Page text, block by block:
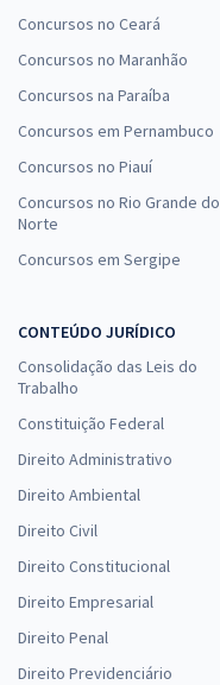
Concursos no Ceará
Concursos no Maranhão
Concursos na Paraíba
Concursos em Pernambuco
Concursos no Piauí
Concursos no Rio Grande do
Norte
Concursos em Sergipe
CONTEÚDO JURÍDICO
Consolidação das Leis do
Trabalho
Constituição Federal
Direito Administrativo
Direito Ambiental
Direito Civil
Direito Constitucional
Direito Empresarial
Direito Penal
Direito Previdenciário